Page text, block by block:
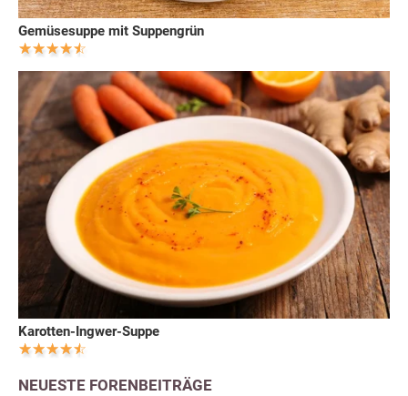
Gemüsesuppe mit Suppengrün
Karotten-Ingwer-Suppe
NEUESTE FORENBEITRÄGE